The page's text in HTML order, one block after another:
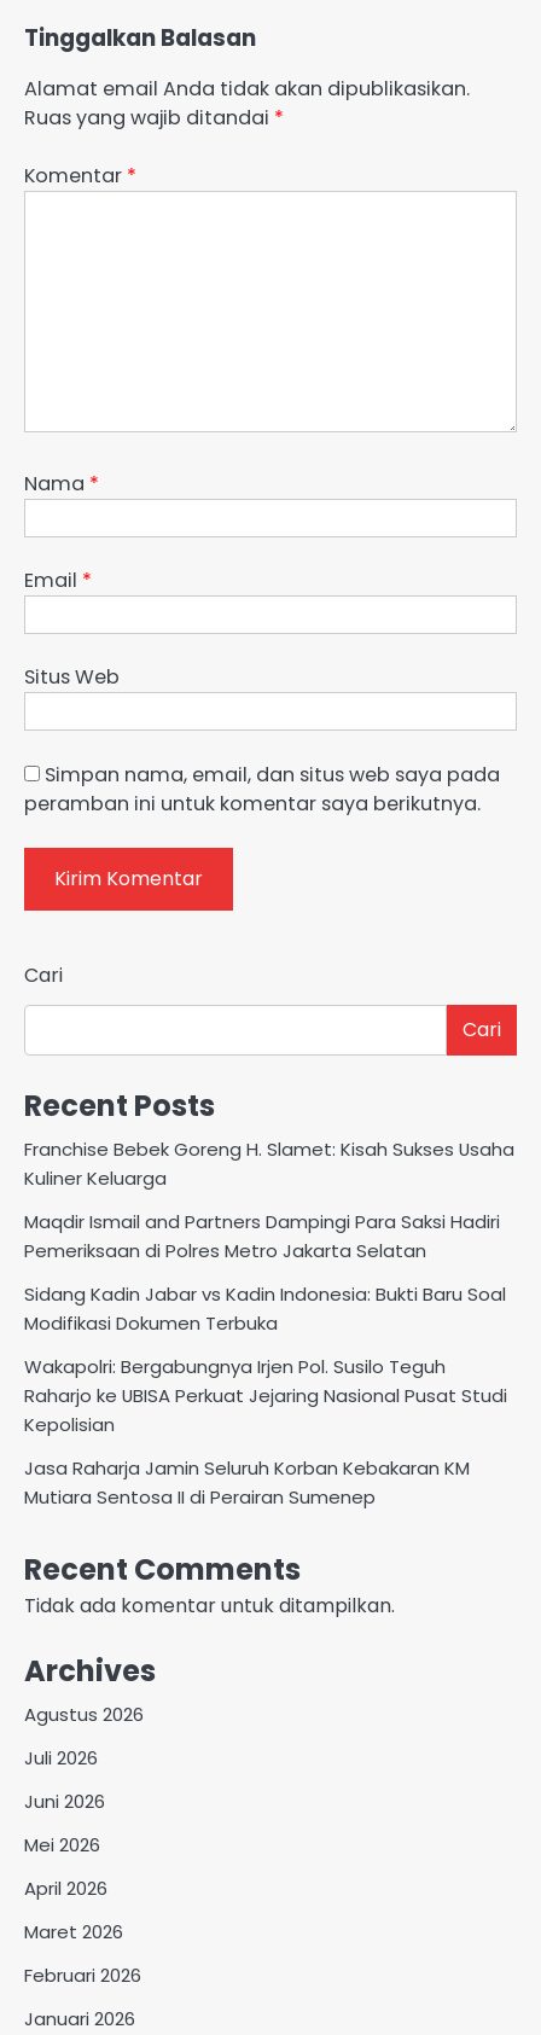
Tinggalkan Balasan
Alamat email Anda tidak akan dipublikasikan.
Ruas yang wajib ditandai *
Komentar *
Nama *
Email *
Situs Web
Simpan nama, email, dan situs web saya pada
peramban ini untuk komentar saya berikutnya.
Cari
Cari
Recent Posts
Franchise Bebek Goreng H. Slamet: Kisah Sukses Usaha
Kuliner Keluarga
Maqdir Ismail and Partners Dampingi Para Saksi Hadiri
Pemeriksaan di Polres Metro Jakarta Selatan
Sidang Kadin Jabar vs Kadin Indonesia: Bukti Baru Soal
Modifikasi Dokumen Terbuka
Wakapolri: Bergabungnya Irjen Pol. Susilo Teguh
Raharjo ke UBISA Perkuat Jejaring Nasional Pusat Studi
Kepolisian
Jasa Raharja Jamin Seluruh Korban Kebakaran KM
Mutiara Sentosa II di Perairan Sumenep
Recent Comments
Tidak ada komentar untuk ditampilkan.
Archives
Agustus 2026
Juli 2026
Juni 2026
Mei 2026
April 2026
Maret 2026
Februari 2026
Januari 2026